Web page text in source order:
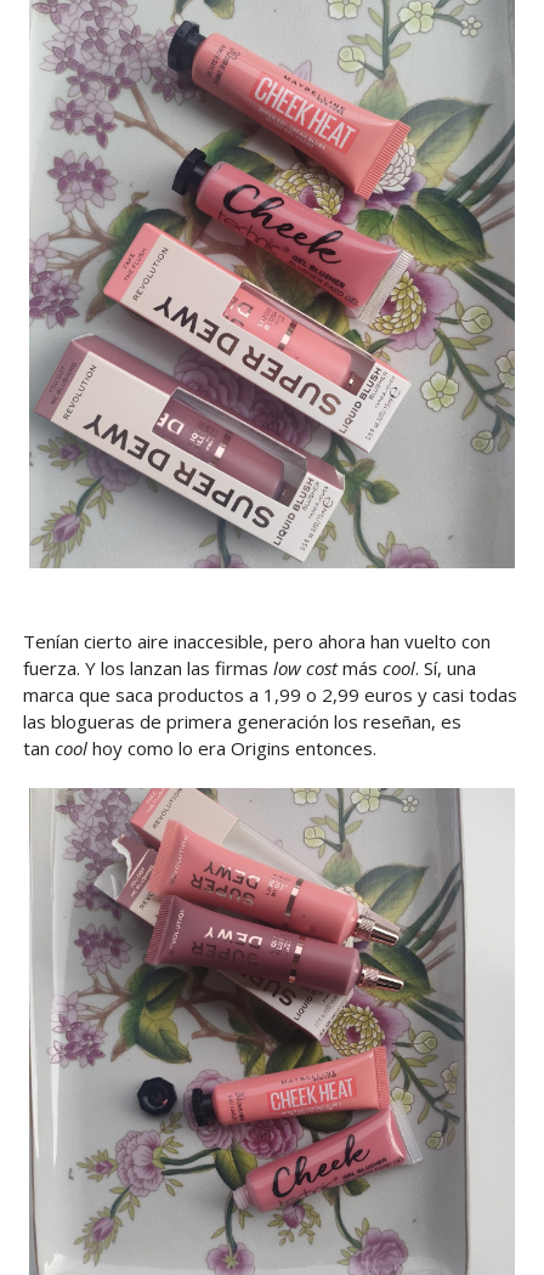
Tenían cierto aire inaccesible, pero ahora han vuelto con
fuerza. Y los lanzan las firmas low costmás cool. Sí, una
marca que saca productos a 1,99 o 2,99 euros y casi todas
las blogueras de primera generación los reseñan, es
tan coolhoy como lo era Origins entonces.